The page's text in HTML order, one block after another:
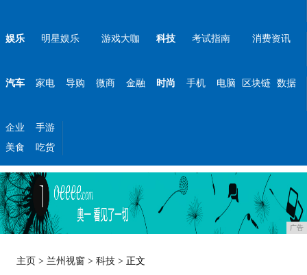
娱乐 明星娱乐 游戏大咖 科技 考试指南 消费资讯
汽车 家电 导购 微商 金融 时尚 手机 电脑 区块链 数据
企业
手游
美食
吃货
广告
主页 > 兰州视窗 >科技 > 正文